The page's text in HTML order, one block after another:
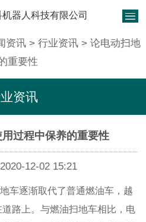
器人科技有限公司
资讯> 行业资讯> 论电动扫地
重要性
资讯
过程中保养的重要性
12-02 15:21
逐渐取代了普通燃油车，越
路上。与燃油扫地车相比，电